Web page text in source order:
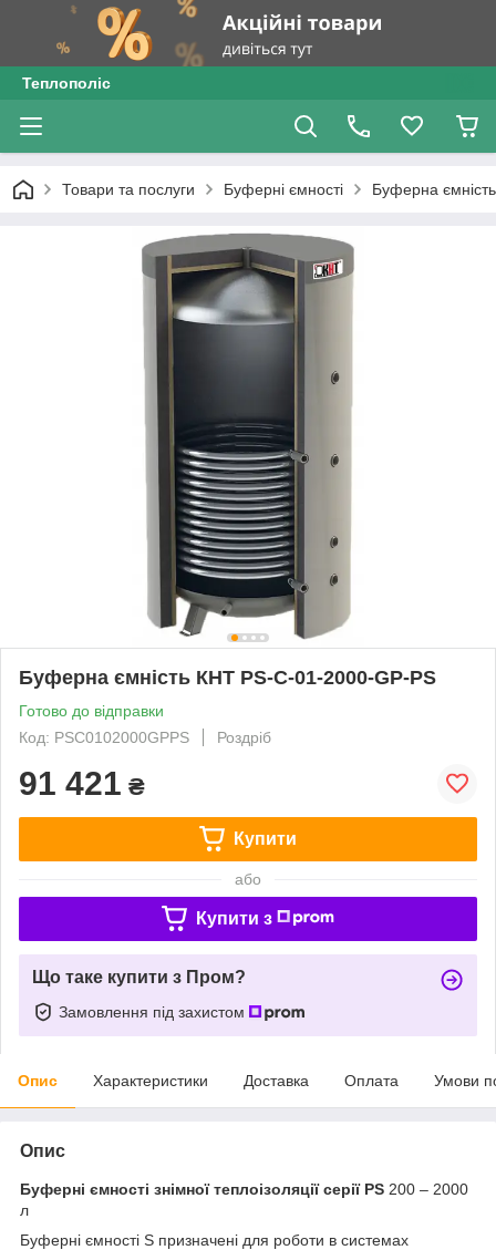
Теплополіс
Товари та послуги Буферні ємності Буферна
Буферна ємність КНТ PS-C-01-2000-GP-PS
Готово до відправки
Код: PSC0102000GPPS
Роздріб
91 421 ₴
Купити
або
Купити з
Що таке купити з Пром?
Замовлення під захистом
Опис Характеристики Доставка Оплата Умови
Опис
Буферні ємності знімної теплоізоляції серії PS 200 – 2000
л
Буферні ємності S призначені для роботи в системах